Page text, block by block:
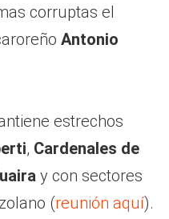
corruptas el
Antonio
estrechos
, Cardenales de
y con sectores
(reunión aquí).